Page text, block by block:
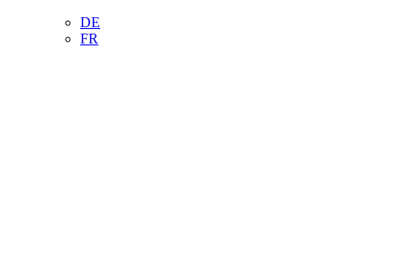
DE
FR